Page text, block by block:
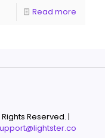
Read more
Reserved. |